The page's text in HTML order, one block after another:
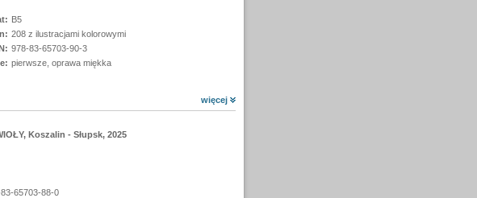
B5
208 z ilustracjami kolorowymi
978-83-65703-90-3
pierwsze, oprawa miękka
więcej
Koszalin - Słupsk, 2025
65703-88-0